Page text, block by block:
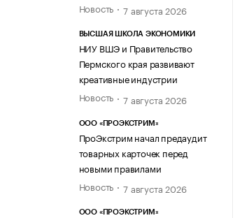
Новость
7 августа 2026
ВЫСШАЯ ШКОЛА ЭКОНОМИКИ
НИУ ВШЭ и Правительство
Пермского края развивают
креативные индустрии
Новость
7 августа 2026
ООО «ПРОЭКСТРИМ»
ПроЭкстрим начал предаудит
товарных карточек перед
новыми правилами
Новость
7 августа 2026
ООО «ПРОЭКСТРИМ»